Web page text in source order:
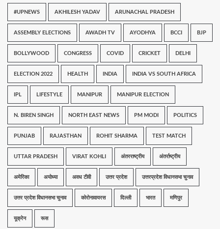
#UPNEWS AKHILESH YADAV ARUNACHAL PRADESH
ASSEMBLY ELECTIONS AWADH TV AYODHYA BCCI BJP
BOLLYWOOD CONGRESS COVID CRICKET DELHI
ELECTION 2022 HEALTH INDIA INDIA VS SOUTH AFRICA
IPL LIFESTYLE MANIPUR MANIPUR ELECTION
N. BIREN SINGH NORTH EAST NEWS PM MODI POLITICS
PUNJAB RAJASTHAN ROHIT SHARMA TEST MATCH
UTTAR PRADESH VIRAT KOHLI अंतरराष्ट्रीय अंतर्राष्ट्रीय
अमेरिका अयोध्या अवध टीवी उत्तर प्रदेश उत्तरप्रदेश विधानसभा चुनाव
उत्तर प्रदेश विधानसभा चुनाव कोरोनावायरस दिल्ली भारत मणिपुर
यूक्रेन रूस